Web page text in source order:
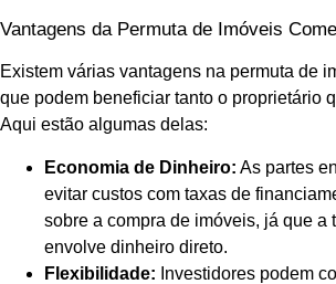
Vantagens da Permuta de Imóveis
Existem várias vantagens na permuta de
que podem beneficiar tanto o proprietário
Aqui estão algumas delas:
Economia de Dinheiro: As partes
evitar custos com taxas de
sobre a compra de imóveis, já que a
envolve dinheiro direto.
Flexibilidade: Investidores podem